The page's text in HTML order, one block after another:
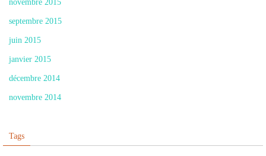
novembre 2015
septembre 2015
juin 2015
janvier 2015
décembre 2014
novembre 2014
Tags